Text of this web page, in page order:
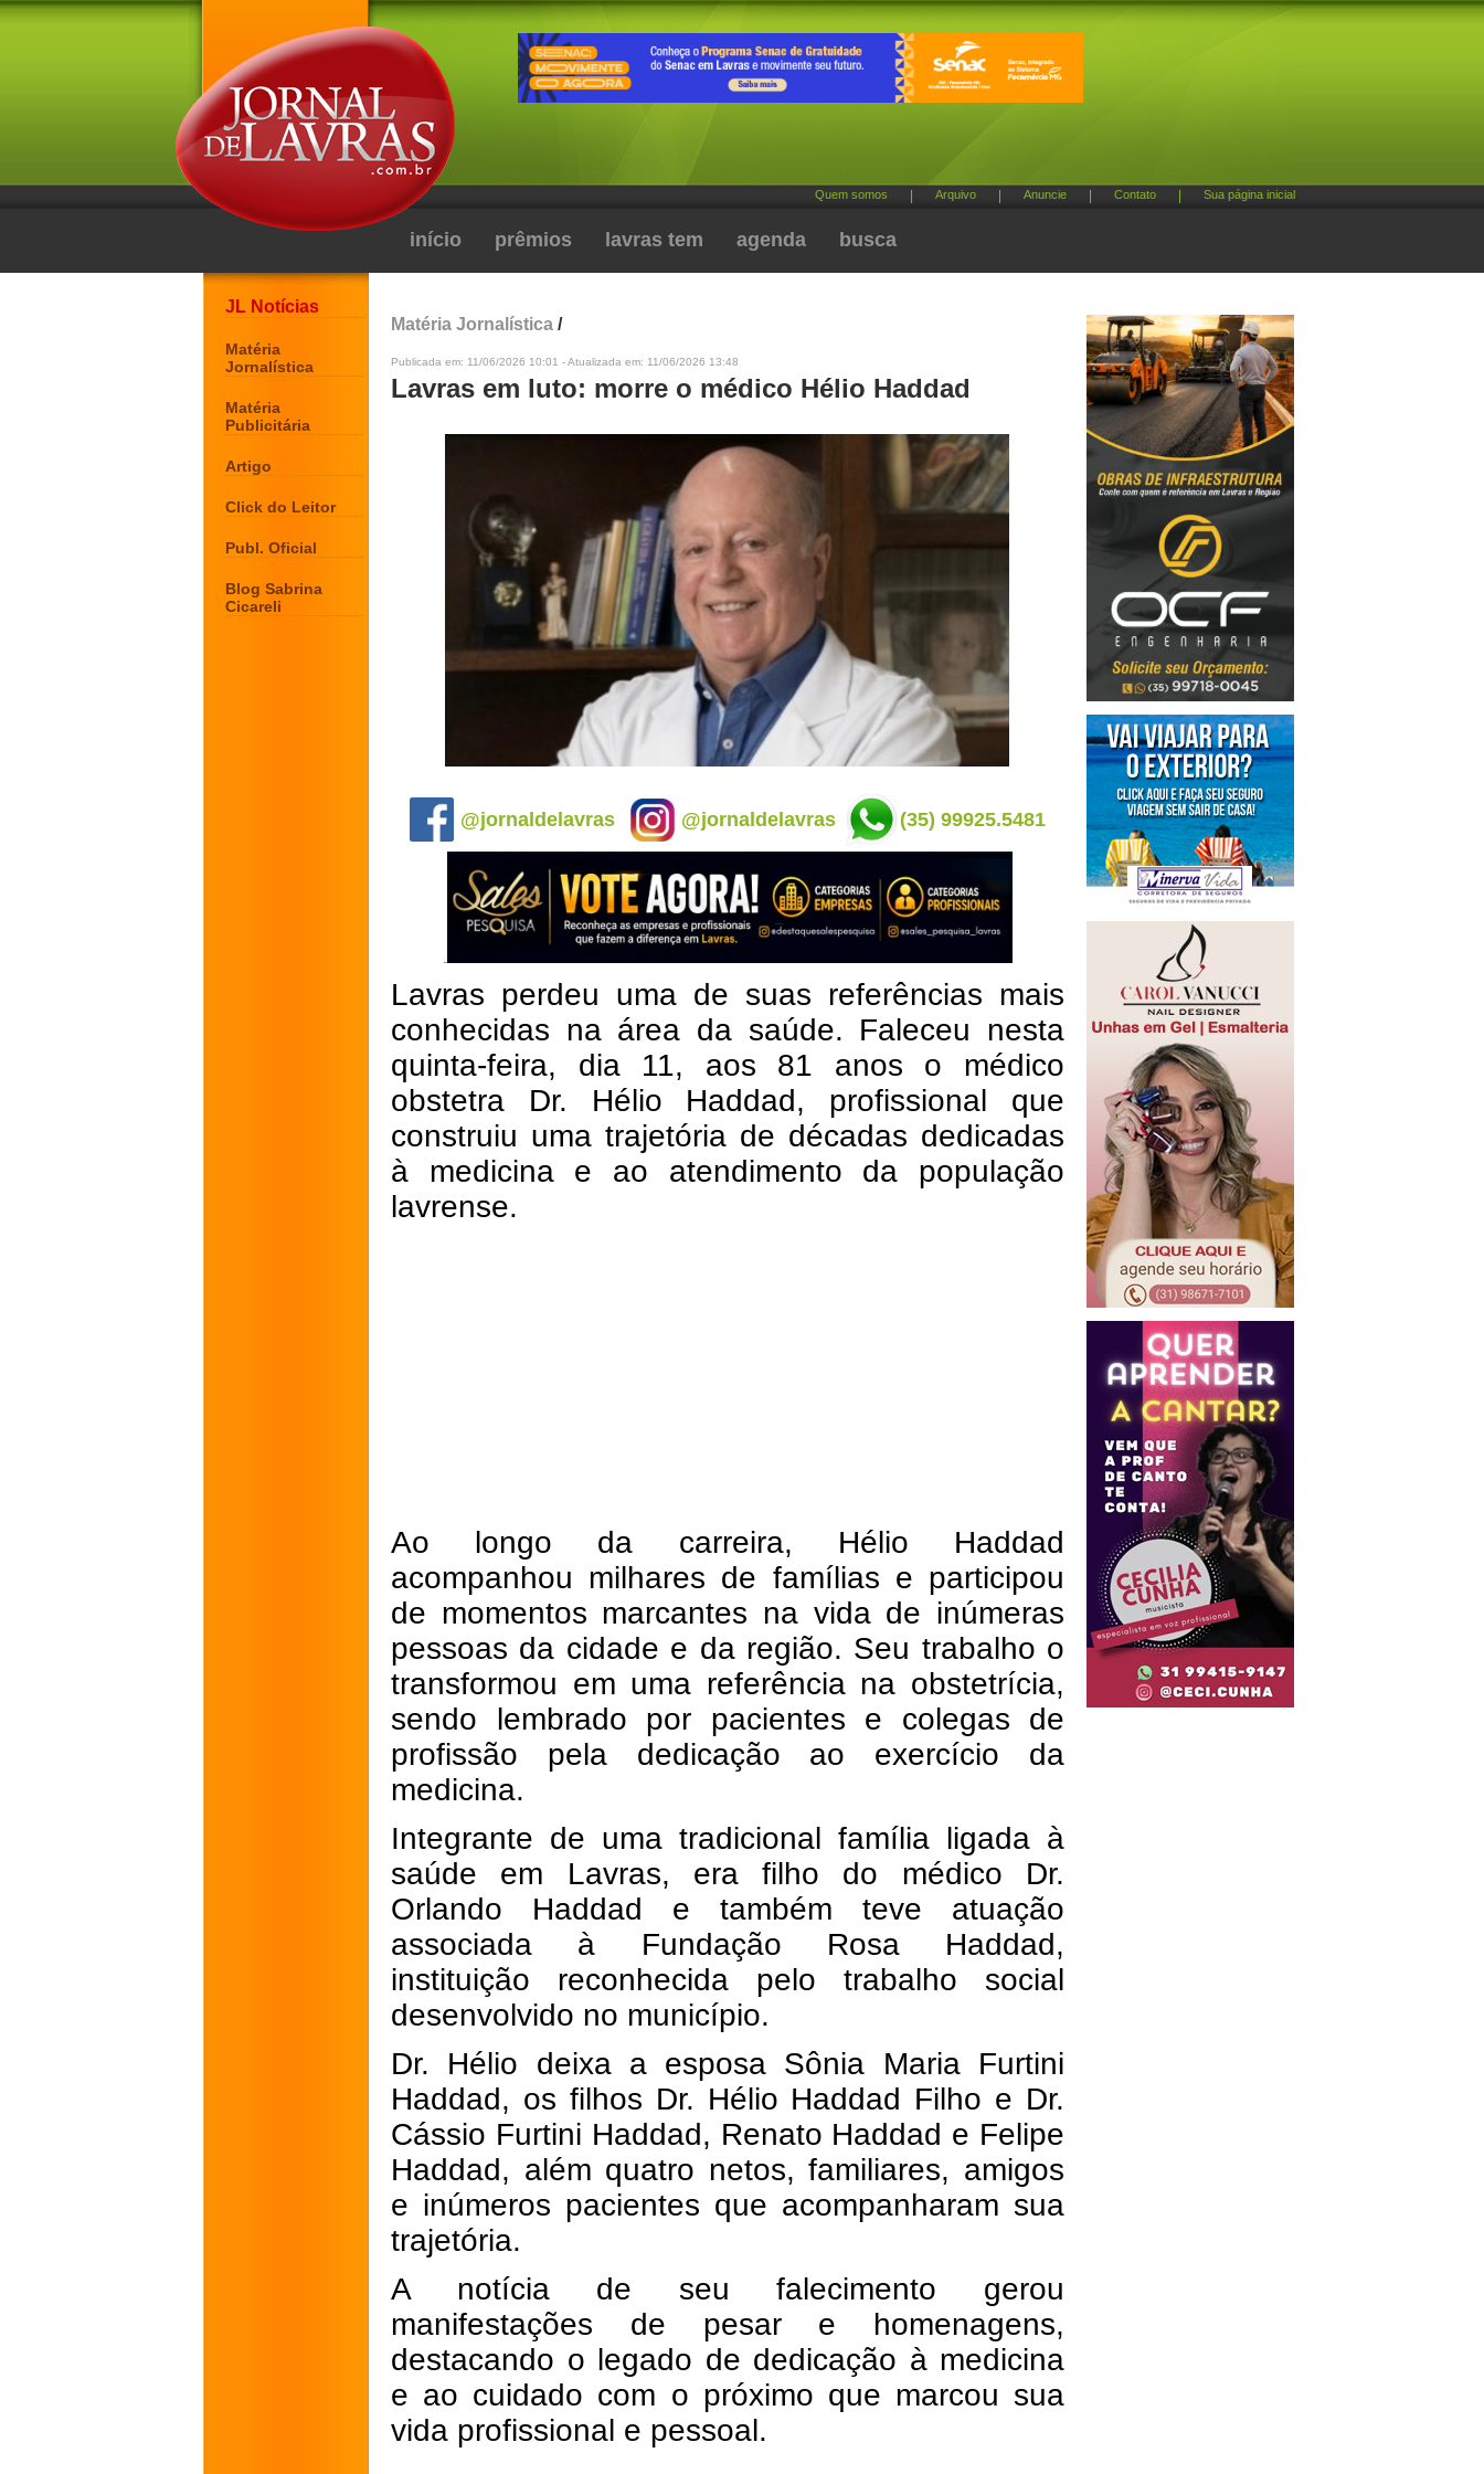
Quem somos Arquivo Anuncie Contato Sua página inicial
início prêmios lavras tem agenda busca
JL Notícias
Matéria
Jornalística
Matéria
Publicitária
Artigo
Click do Leitor
Publ. Oficial
Blog Sabrina
Cicareli
Matéria Jornalística /
Publicada em: 11/06/2026 10:01 - Atualizada em: 11/06/2026 13:48
Lavras em luto: morre o médico Hélio Haddad
@jornaldelavras @jornaldelavras (35) 99925.5481
Lavras perdeu uma de suas referências mais
conhecidas na área da saúde. Faleceu nesta
quinta-feira, dia 11, aos 81 anos o médico
obstetra Dr. Hélio Haddad, profissional que
construiu uma trajetória de décadas dedicadas
à medicina e ao atendimento da população
lavrense.
Ao longo da carreira, Hélio Haddad
acompanhou milhares de famílias e participou
de momentos marcantes na vida de inúmeras
pessoas da cidade e da região. Seu trabalho o
transformou em uma referência na obstetrícia,
sendo lembrado por pacientes e colegas de
profissão pela dedicação ao exercício da
medicina.
Integrante de uma tradicional família ligada à
saúde em Lavras, era filho do médico Dr.
Orlando Haddad e também teve atuação
associada à Fundação Rosa Haddad,
instituição reconhecida pelo trabalho social
desenvolvido no município.
Dr. Hélio deixa a esposa Sônia Maria Furtini
Haddad, os filhos Dr. Hélio Haddad Filho e Dr.
Cássio Furtini Haddad, Renato Haddad e Felipe
Haddad, além quatro netos, familiares, amigos
e inúmeros pacientes que acompanharam sua
trajetória.
A notícia de seu falecimento gerou
manifestações de pesar e homenagens,
destacando o legado de dedicação à medicina
e ao cuidado com o próximo que marcou sua
vida profissional e pessoal.